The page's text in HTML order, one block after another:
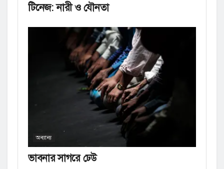
টিনেজ: নারী ও যৌনতা
অন্যান্য
ভাবনার সাগরে ঢেউ